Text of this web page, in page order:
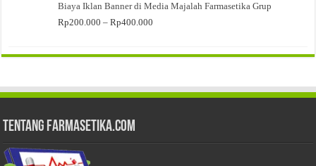
hingga
Biaya Iklan Banner di Media Majalah Farmasetika Grup
Rp200.000 – Rp400.000
hingga
Tentang Farmasetika.com